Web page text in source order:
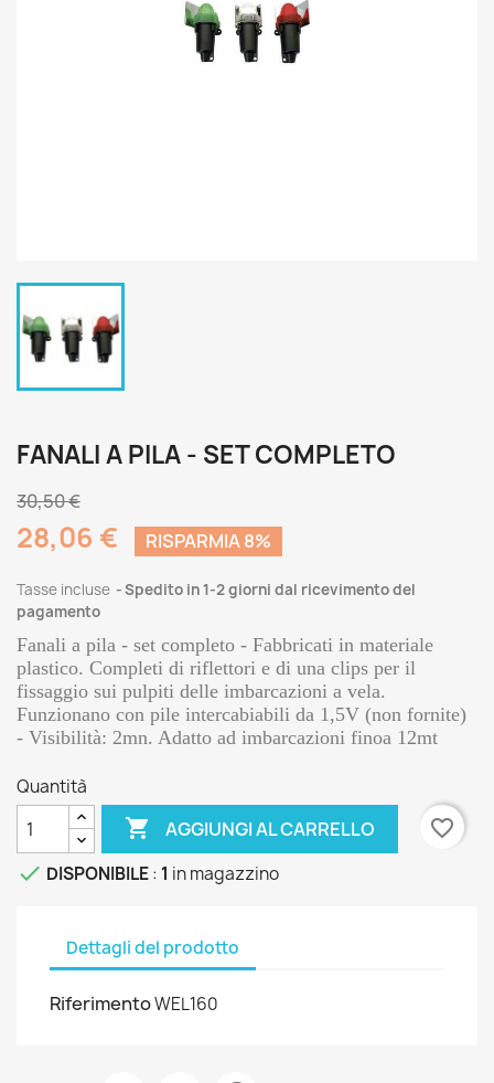
FANALI A PILA - SET COMPLETO
30,50 €
28,06 € RISPARMIA 8%
Tasse incluse
Spedito in 1-2 giorni dal ricevimento del
pagamento
Fanali a pila - set completo - Fabbricati in materiale
plastico. Completi di riflettori e di una clips per il
fissaggio sui pulpiti delle imbarcazioni a vela.
Funzionano con pile intercabiabili da 1,5V (non fornite)
- Visibilità: 2mn. Adatto ad imbarcazioni finoa 12mt
Quantità
 AGGIUNGI AL CARRELLO
favorite_border
 DISPONIBILE: 1 in magazzino
Dettagli del prodotto
RiferimentoWEL160